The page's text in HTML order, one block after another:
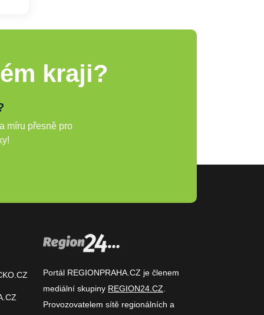
kraji?
míru přesně pro
Portál REGIONPRAHA.CZ je členem
mediální skupiny REGION24.CZ
Provozovatelem sítě regionálních a